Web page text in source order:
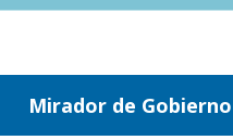
ir a contenido
ir al menú
Mirador de